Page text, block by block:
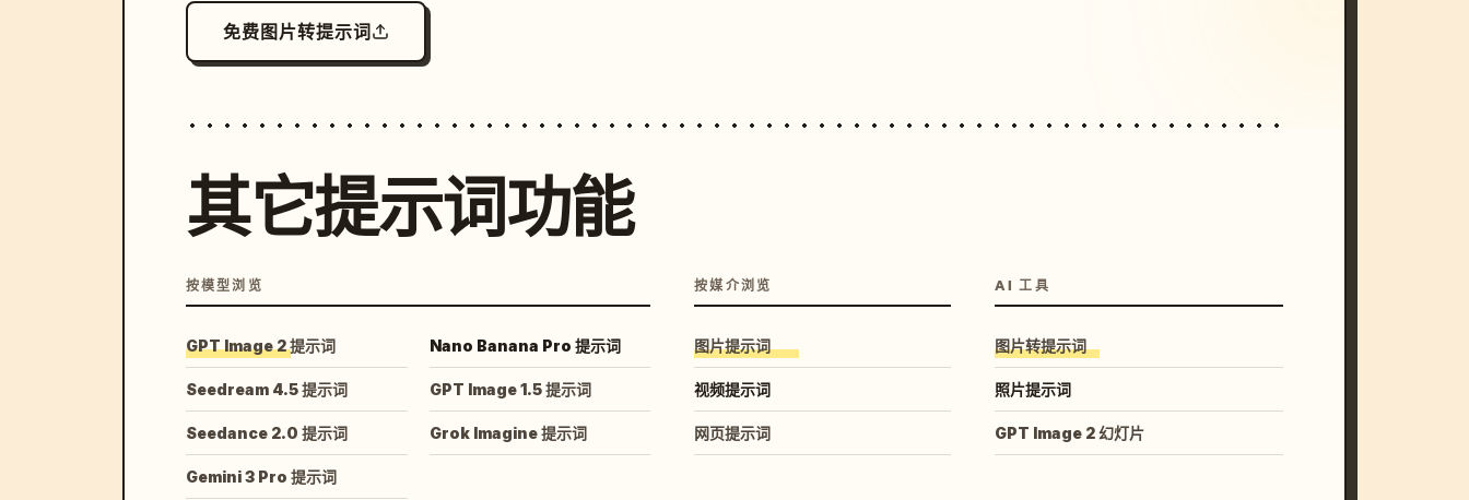
免费图片转提示词
其它提示词功能
按模型浏览
GPT Image 2 提示词 Nano Banana Pro 提示词
Seedream 4.5 提示词 GPT Image 1.5 提示词
Seedance 2.0 提示词 Grok Imagine 提示词
Gemini 3 Pro 提示词
按媒介浏览
图片提示词
视频提示词
网页提示词
AI 工具
图片转提示词
照片提示词
GPT Image 2 幻灯片